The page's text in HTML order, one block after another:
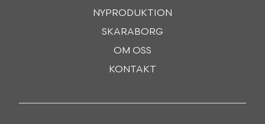
NYPRODUKTION
SKARABORG
OM OSS
KONTAKT